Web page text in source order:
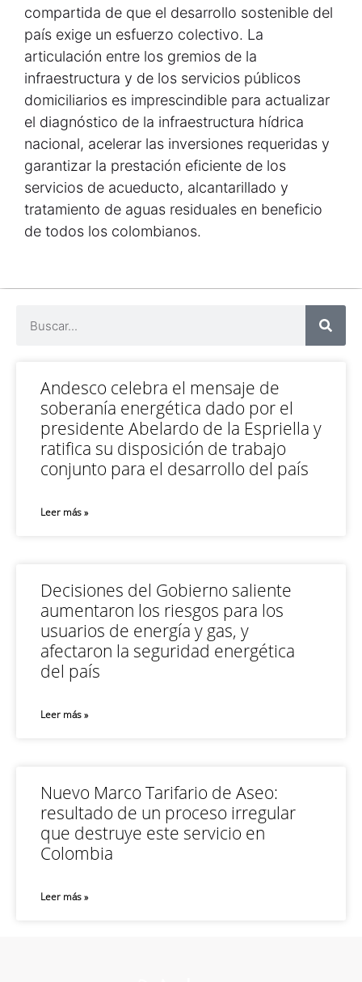
compartida de que el desarrollo sostenible del
país exige un esfuerzo colectivo. La
articulación entre los gremios de la
infraestructura y de los servicios públicos
domiciliarios es imprescindible para actualizar
el diagnóstico de la infraestructura hídrica
nacional, acelerar las inversiones requeridas y
garantizar la prestación eficiente de los
servicios de acueducto, alcantarillado y
tratamiento de aguas residuales en beneficio
de todos los colombianos.
Andesco celebra el mensaje de
soberanía energética dado por el
presidente Abelardo de la Espriella y
ratifica su disposición de trabajo
conjunto para el desarrollo del país
Leer más »
Decisiones del Gobierno saliente
aumentaron los riesgos para los
usuarios de energía y gas, y
afectaron la seguridad energética
del país
Leer más »
Nuevo Marco Tarifario de Aseo:
resultado de un proceso irregular
que destruye este servicio en
Colombia
Leer más »